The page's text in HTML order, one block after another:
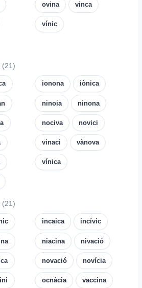
ovina vinca
vínic
(21)
ionona iònica
ninoia ninona
nociva novici
vinaci vànova
vínica
(21)
incaica incívic
niacina nivació
novació novícia
ocnàcia vaccina